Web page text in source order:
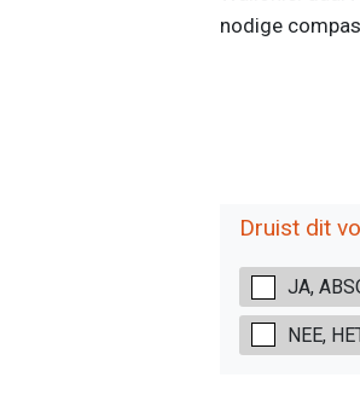
nodige
Druist dit
JA,
NEE,